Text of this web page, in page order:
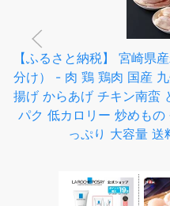
【ふるさと納税】 宮崎県
分け） - 肉 鶏 鶏肉 国産
揚げ からあげ チキン南蛮
パク 低カロリー 炒めも
っぷり 大容量